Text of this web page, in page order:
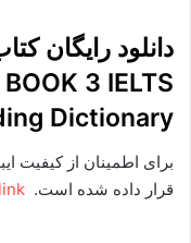
3 IELTS
Dictionary
برای اطمینان از کیفیت
قرار داده شده است. link